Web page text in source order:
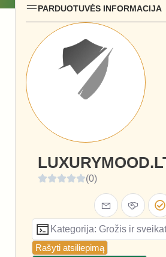
PARDUOTUVĖS INFORMACIJA
(0)
Kategorija: Grožis ir
Rašyti atsiliepimą